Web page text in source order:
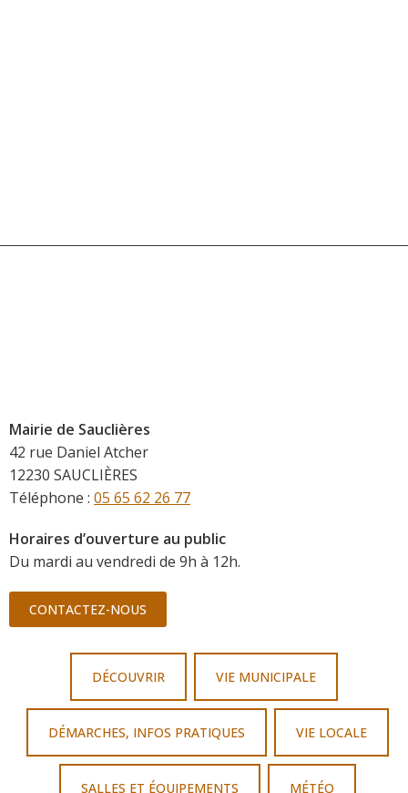
Mairie de Sauclières
42 rue Daniel Atcher
12230 SAUCLIÈRES
Téléphone : 05 65 62 26 77
Horaires d’ouverture au public
Du mardi au vendredi de 9h à 12h.
CONTACTEZ-NOUS
DÉCOUVRIR VIE MUNICIPALE
DÉMARCHES, INFOS PRATIQUES VIE LOCALE
SALLES ET ÉQUIPEMENTS MÉTÉO